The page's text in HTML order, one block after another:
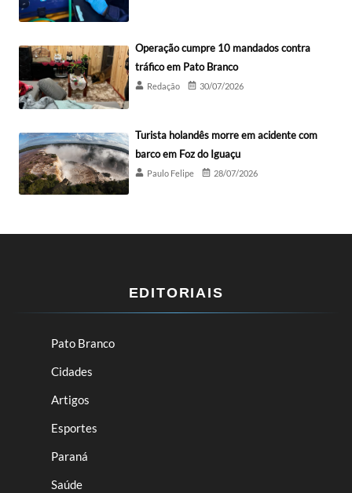
Operação cumpre 10 mandados contra
tráfico em Pato Branco
Redação 30/07/2026
Turista holandês morre em acidente com
barco em Foz do Iguaçu
Paulo Felipe 28/07/2026
EDITORIAIS
Pato Branco
Cidades
Artigos
Esportes
Paraná
Saúde